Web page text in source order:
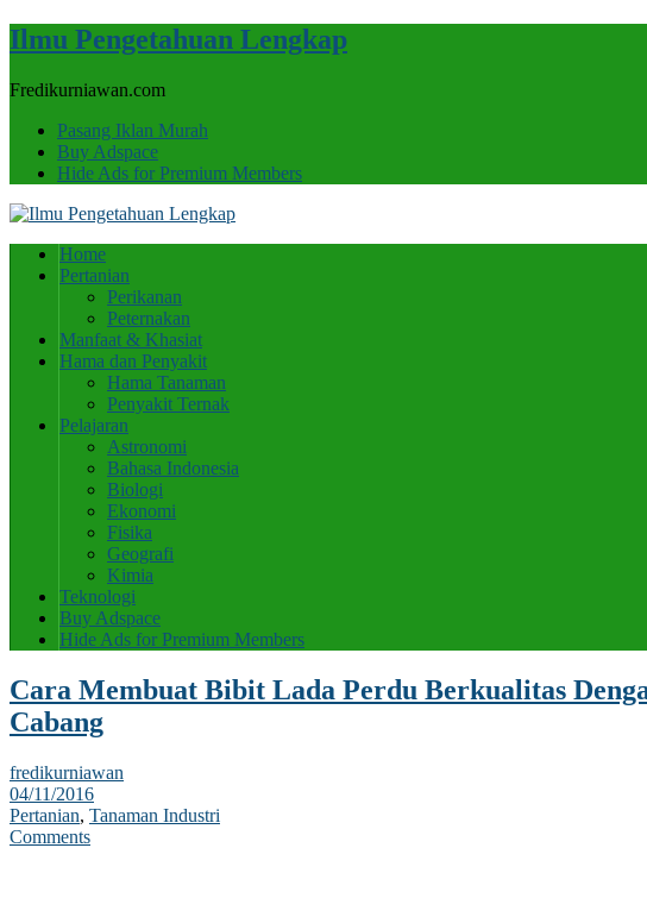
Ilmu Pengetahuan Lengkap
Fredikurniawan.com
Pasang Iklan Murah
Buy Adspace
Hide Ads for Premium Members
Home
Pertanian
Perikanan
Peternakan
Manfaat & Khasiat
Hama dan Penyakit
Hama Tanaman
Penyakit Ternak
Pelajaran
Astronomi
Bahasa Indonesia
Biologi
Ekonomi
Fisika
Geografi
Kimia
Teknologi
Buy Adspace
Hide Ads for Premium Members
Cara Membuat Bibit Lada Perdu Berkualitas
Cabang
fredikurniawan
04/11/2016
Pertanian, Tanaman Industri
Comments